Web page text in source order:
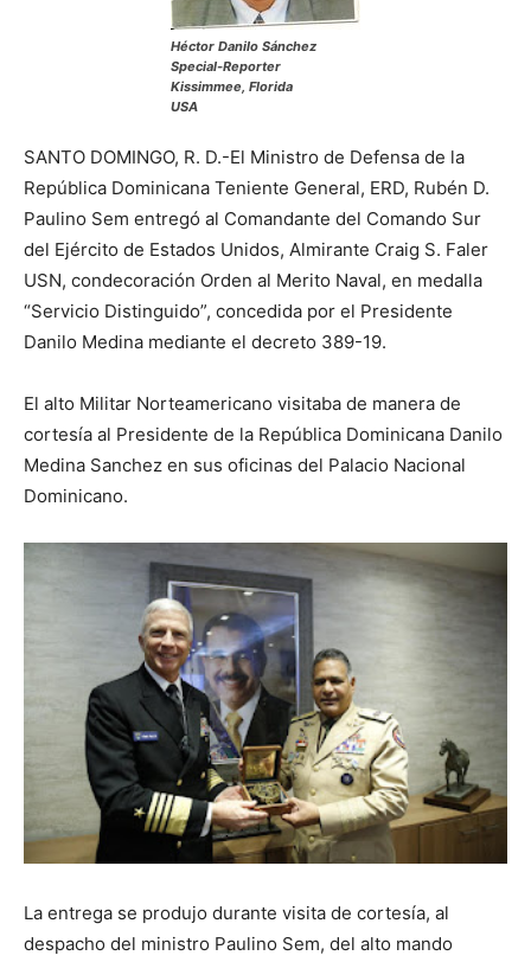
Héctor Danilo Sánchez
Special-Reporter
Kissimmee, Florida
USA
SANTO DOMINGO, R. D.-El Ministro de Defensa de la
República Dominicana Teniente General, ERD, Rubén D.
Paulino Sem entregó al Comandante del Comando Sur
del Ejército de Estados Unidos, Almirante Craig S. Faler
USN, condecoración Orden al Merito Naval, en medalla
“Servicio Distinguido”, concedida por el Presidente
Danilo Medina mediante el decreto 389-19.
El alto Militar Norteamericano visitaba de manera de
cortesía al Presidente de la República Dominicana Danilo
Medina Sanchez en sus oficinas del Palacio Nacional
Dominicano.
La entrega se produjo durante visita de cortesía, al
despacho del ministro Paulino Sem, del alto mando